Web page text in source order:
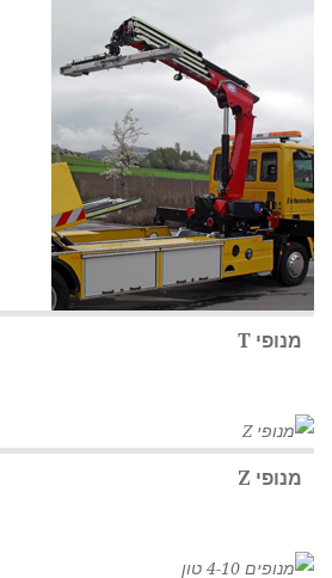
מנופי T
מנופי Z